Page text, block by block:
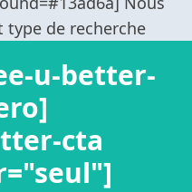
u-better-
cta